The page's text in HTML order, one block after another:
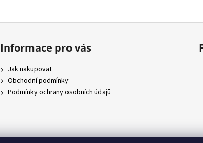
Informace pro vás
Jak nakupovat
Obchodní podmínky
Podmínky ochrany osobních údajů